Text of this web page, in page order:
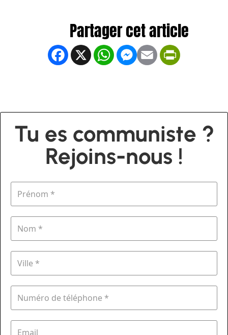
Facebook
X WhatsApp
Messenger
Email
Tu es communiste ?
Rejoins-nous !